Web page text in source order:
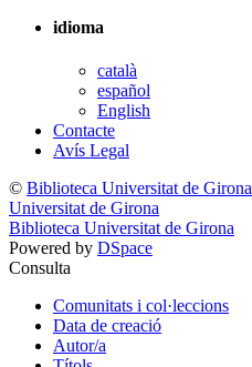
idioma
català
español
English
Contacte
Avís Legal
© Biblioteca Universitat de Girona
Universitat de Girona
Biblioteca Universitat de Girona
Powered by DSpace
Consulta
Comunitats i col·leccions
Data de creació
Autor/a